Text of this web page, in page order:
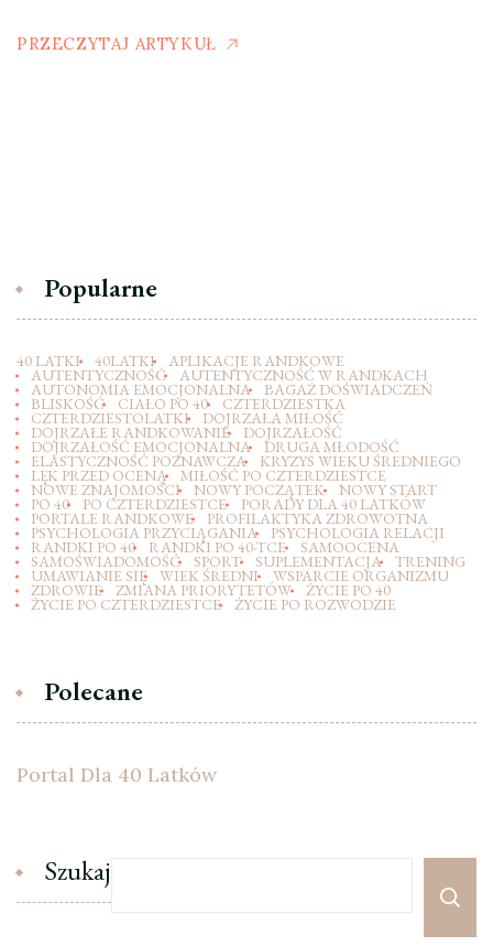
PRZECZYTAJ ARTYKUŁ
Popularne
40 LATKI 40LATKI APLIKACJE RANDKOWE
AUTENTYCZNOŚĆ AUTENTYCZNOŚĆ W RANDKACH
AUTONOMIA EMOCJONALNA BAGAŻ DOŚWIADCZEŃ
BLISKOŚĆ CIAŁO PO 40 CZTERDZIESTKA
CZTERDZIESTOLATKI DOJRZAŁA MIŁOŚĆ
DOJRZAŁE RANDKOWANIE DOJRZAŁOŚĆ
DOJRZAŁOŚĆ EMOCJONALNA DRUGA MŁODOŚĆ
ELASTYCZNOŚĆ POZNAWCZA KRYZYS WIEKU ŚREDNIEGO
LĘK PRZED OCENĄ MIŁOŚĆ PO CZTERDZIESTCE
NOWE ZNAJOMOŚCI NOWY POCZĄTEK NOWY START
PO 40 PO CZTERDZIESTCE PORADY DLA 40 LATKÓW
PORTALE RANDKOWE PROFILAKTYKA ZDROWOTNA
PSYCHOLOGIA PRZYCIĄGANIA PSYCHOLOGIA RELACJI
RANDKI PO 40 RANDKI PO 40-TCE SAMOOCENA
SAMOŚWIADOMOŚĆ SPORT SUPLEMENTACJA TRENING
UMAWIANIE SIĘ WIEK ŚREDNI WSPARCIE ORGANIZMU
ZDROWIE ZMIANA PRIORYTETÓW ŻYCIE PO 40
ŻYCIE PO CZTERDZIESTCE ŻYCIE PO ROZWODZIE
Polecane
Portal Dla 40 Latków
Szukaj